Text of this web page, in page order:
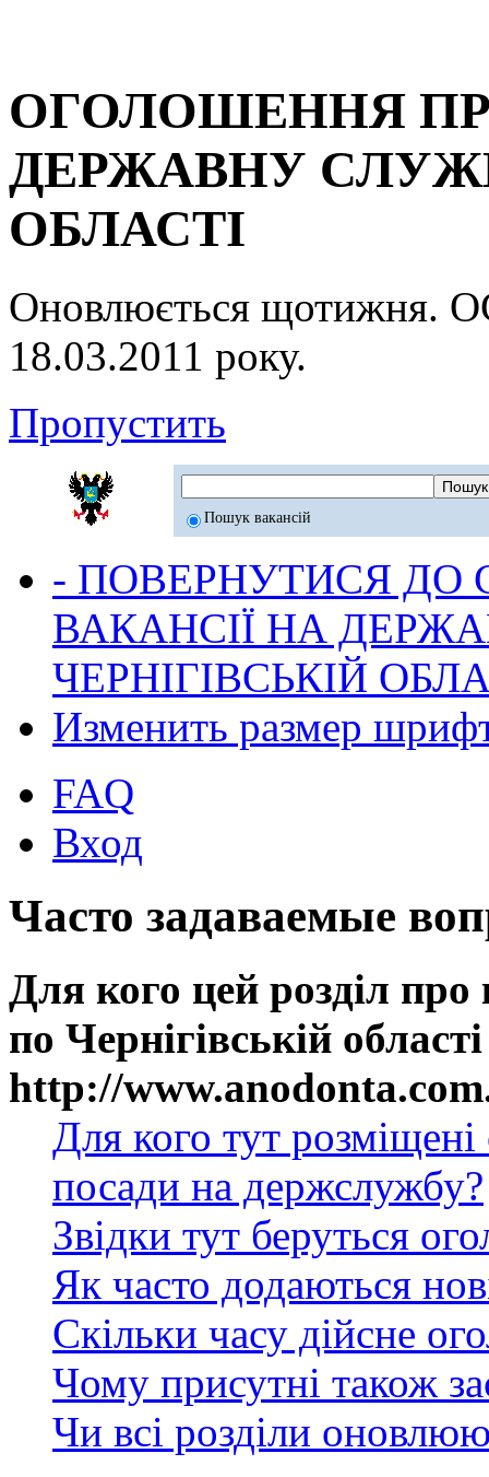
ОГОЛОШЕННЯ
ДЕРЖАВНУ
ОБЛАСТІ
Оновлюється
18.03.2011 року.
Пропустить
Пошук вакансій
- ПОВЕРНУТИСЯ ДО
ВАКАНСІЇ НА
ЧЕРНІГІВСЬКІЙ
Изменить размер
FAQ
Вход
Часто задаваемые
Для кого цей розділ
по Чернігівській
http://
Для кого тут
посади на держслужбу?
Звідки тут беруться
Як часто додаються
Скільки часу дійсне
Чому присутні також
Чи всі розділи